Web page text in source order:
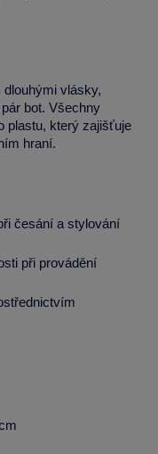
dlouhými vlásky,
bot. Všechny
plastu, který zajišťuje
hraní.
česání a stylování
při provádění